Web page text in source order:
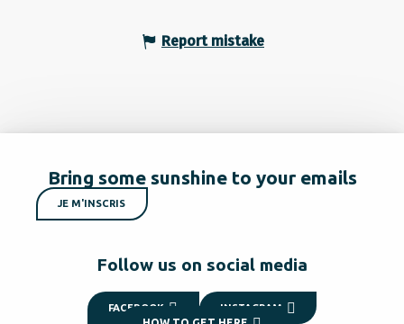
Report mistake
Bring some sunshine to your emails
JE M'INSCRIS
Follow us on social media
FACEBOOK INSTAGRAM